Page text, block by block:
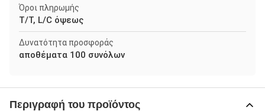
Όροι πληρωμής
T/T, L/C όψεως
Δυνατότητα προσφοράς
αποθέματα 100 συνόλων
Περιγραφή του προϊόντος